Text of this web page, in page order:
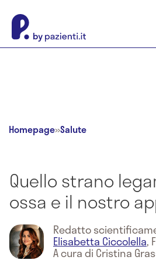
Homepage»Salute
Quello strano
ossa e il nostro
Redatto
Elisabetta Ciccolella,
A cura di Cristina